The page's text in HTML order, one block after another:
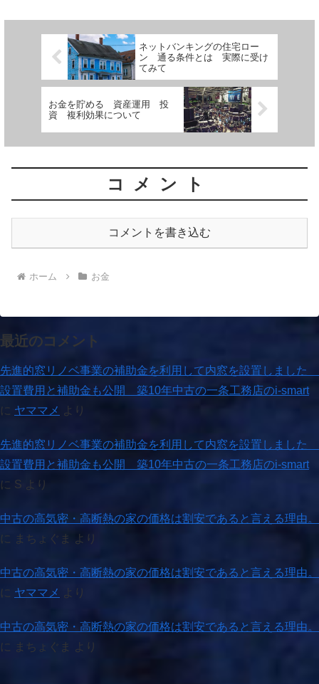
の考え方について庶民目線で書いていま
す。また本の紹介として『「バビロンの
大富豪」ジョージ・S・クレイソン著』を
紹介しています。
ネットバンキングの住宅ロー
ン 通る条件とは 実際に受け
てみて
お金を貯める 資産運用 投
資 複利効果について
コメント
コメントを書き込む
ホーム お金
最近のコメント
先進的窓リノベ事業の補助金を利用して内窓を設置しました
設置費用と補助金も公開 築10年中古の一条工務店のi-smart
に ヤママメ より
先進的窓リノベ事業の補助金を利用して内窓を設置しました
設置費用と補助金も公開 築10年中古の一条工務店のi-smart
に S より
中古の高気密・高断熱の家の価格は割安であると言える理由。
に
まちょぐま より
中古の高気密・高断熱の家の価格は割安であると言える理由。
に ヤママメ より
中古の高気密・高断熱の家の価格は割安であると言える理由。
に
まちょぐま より